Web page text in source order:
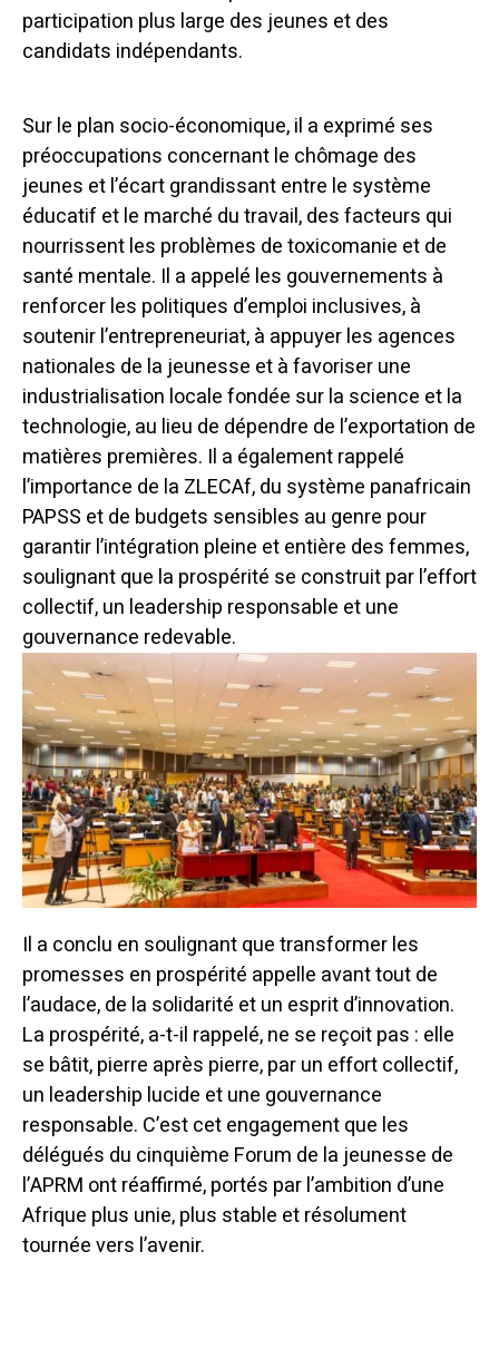
participation plus large des jeunes et des
candidats indépendants.
Sur le plan socio-économique, il a exprimé ses
préoccupations concernant le chômage des
jeunes et l’écart grandissant entre le système
éducatif et le marché du travail, des facteurs qui
nourrissent les problèmes de toxicomanie et de
santé mentale. Il a appelé les gouvernements à
renforcer les politiques d’emploi inclusives, à
soutenir l’entrepreneuriat, à appuyer les agences
nationales de la jeunesse et à favoriser une
industrialisation locale fondée sur la science et la
technologie, au lieu de dépendre de l’exportation de
matières premières. Il a également rappelé
l’importance de la ZLECAf, du système panafricain
PAPSS et de budgets sensibles au genre pour
garantir l’intégration pleine et entière des femmes,
soulignant que la prospérité se construit par l’effort
collectif, un leadership responsable et une
gouvernance redevable.
Il a conclu en soulignant que transformer les
promesses en prospérité appelle avant tout de
l’audace, de la solidarité et un esprit d’innovation.
La prospérité, a-t-il rappelé, ne se reçoit pas : elle
se bâtit, pierre après pierre, par un effort collectif,
un leadership lucide et une gouvernance
responsable. C’est cet engagement que les
délégués du cinquième Forum de la jeunesse de
l’APRM ont réaffirmé, portés par l’ambition d’une
Afrique plus unie, plus stable et résolument
tournée vers l’avenir.